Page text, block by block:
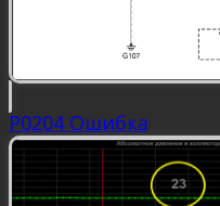
P0204 Ошибка